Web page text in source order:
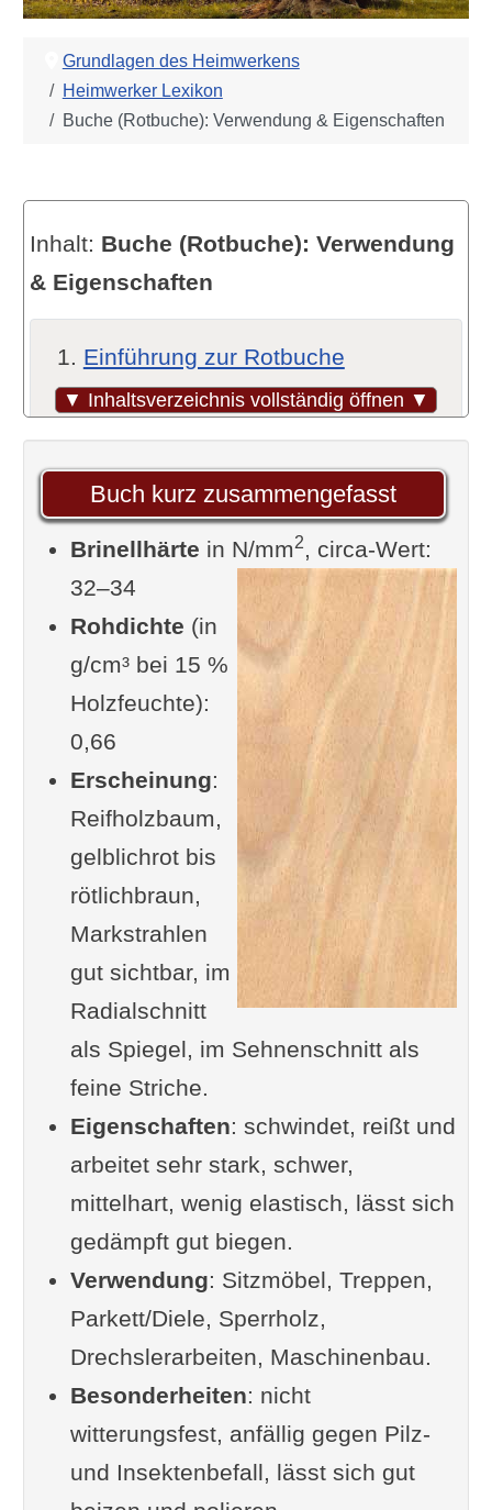
Grundlagen des Heimwerkens
Heimwerker Lexikon
Buche (Rotbuche): Verwendung & Eigenschaften
▼ Inhaltsverzeichnis vollständig öffnen ▼
Inhalt: Buche (Rotbuche): Verwendung
& Eigenschaften
Einführung zur Rotbuche
Stabilität und Härte des
Buchenholzes
Die Verwendung von Buchenholz
In der Möbelindustrie
In der Papierherstellung
Eignung der Rotbuche zum
Schnitzen
Weitere
Verwendungsmöglichkeiten
von Leserseite
Verwendung als Brennholz
Brennwert der Rotbuche
Preis für das Holz der Rotbuche
Pflege von Buchenholz
Ein Tipp von dir?
Artikel zur Holzbearbeitung
Botanische Eigenschaften der
Rotbuche
Beschreibung des Aussehens:
Baum, Blätter, Blüten, und
Samen
Ein Überblick über die
Verteilung und Herkunft
Besonderheiten in Wachstum
und Lebenszyklus
Resistenz der Rotbuche
Video: Das Leben einer Buche
Beitrag zur Biodiversität
Interaktion mit Tieren und
Buch kurz zusammengefasst
Brinellhärte in N/mm2, circa-Wert:
32–34
Rohdichte (in
g/cm³ bei 15 %
Holzfeuchte):
0,66
Erscheinung:
Reifholzbaum,
gelblichrot bis
rötlichbraun,
Markstrahlen
gut sichtbar, im
Radialschnitt
als Spiegel, im Sehnenschnitt als
feine Striche.
Eigenschaften: schwindet, reißt und
arbeitet sehr stark, schwer,
mittelhart, wenig elastisch, lässt sich
gedämpft gut biegen.
Verwendung: Sitzmöbel, Treppen,
Parkett/Diele, Sperrholz,
Drechslerarbeiten, Maschinenbau.
Besonderheiten: nicht
witterungsfest, anfällig gegen Pilz-
und Insektenbefall, lässt sich gut